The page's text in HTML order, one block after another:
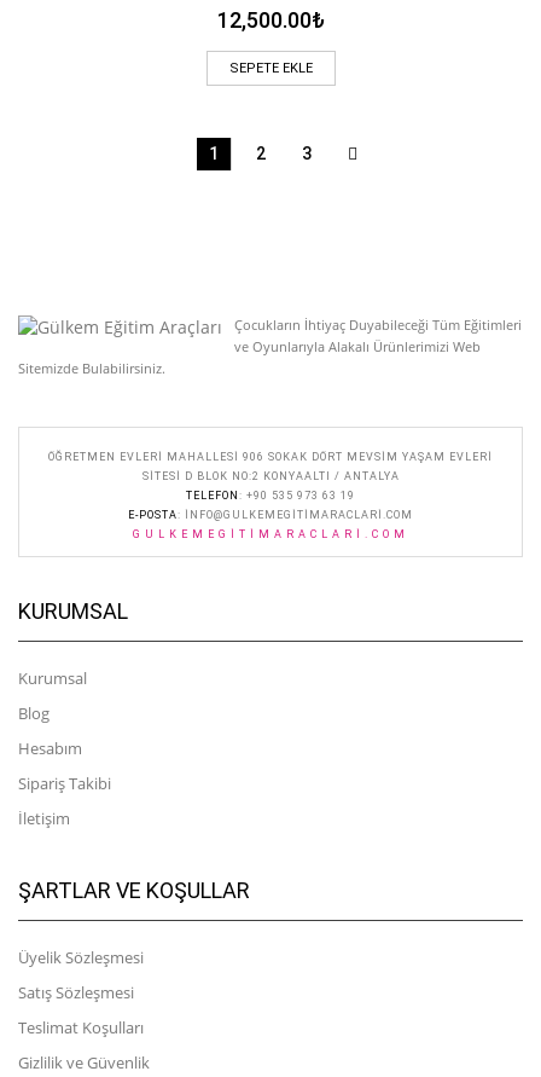
12,500.00₺
SEPETE EKLE
1 2 3
Çocukların İhtiyaç Duyabileceği Tüm Eğitimleri
ve Oyunlarıyla Alakalı Ürünlerimizi Web
Sitemizde Bulabilirsiniz.
ÖĞRETMEN EVLERI MAHALLESI 906 SOKAK DÖRT MEVSIM YAŞAM EVLERI
SITESI D BLOK NO:2 KONYAALTI / ANTALYA
TELEFON : +90 535 973 63 19
E-POSTA:
INFO@GULKEMEGITIMARACLARI.COM
GULKEMEGITIMARACLARI.COM
KURUMSAL
Kurumsal
Blog
Hesabım
Sipariş Takibi
İletişim
ŞARTLAR VE KOŞULLAR
Üyelik Sözleşmesi
Satış Sözleşmesi
Teslimat Koşulları
Gizlilik ve Güvenlik